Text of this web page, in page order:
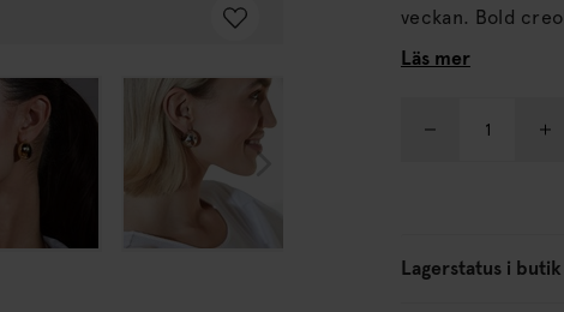
veckan.
Läs mer
Lagerstatus i butik